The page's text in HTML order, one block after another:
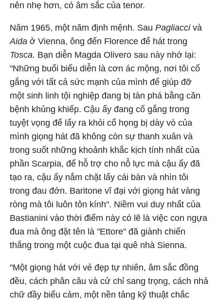
nên nhẹ hơn, có âm sắc của tenor.
Năm 1965, một năm định mệnh. Sau Pagliaccivà
Aida ở Vienna, ông đến Florence để hát trong
Tosca. Bạn diễn Magda Olivero sau này nhớ lại:
"Những buổi biểu diễn là cơn ác mộng, nơi tôi cố
gắng với tất cả sức mạnh của mình để giúp đỡ
một sinh linh tội nghiệp đang bị tàn phá bằng căn
bệnh khủng khiếp. Cậu ấy đang cố gắng trong
tuyệt vọng để lấy ra khỏi cổ họng bị dày vò của
mình giọng hát đã không còn sự thanh xuân và
trong suốt những khoảnh khắc kịch tính nhất của
phần Scarpia, để hỗ trợ cho nỗ lực mà cậu ấy đã
tạo ra, cậu ấy nắm chặt lấy cái bàn và nhìn tôi
trong đau đớn. Baritone vĩ đại với giọng hát vàng
ròng mà tôi luôn tôn kính". Niềm vui duy nhất của
Bastianini vào thời điểm này có lẽ là việc con ngựa
đua mà ông đặt tên là "Ettore" đã giành chiến
thắng trong một cuộc đua tại quê nhà Sienna.
"Một giọng hát với vẻ đẹp tự nhiên, âm sắc đồng
đều, cách phân câu và cử chỉ sang trọng, cách nhả
chữ đầy biểu cảm, một nền tảng kỹ thuật chắc